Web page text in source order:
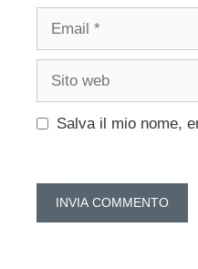
Salva il mio nome,